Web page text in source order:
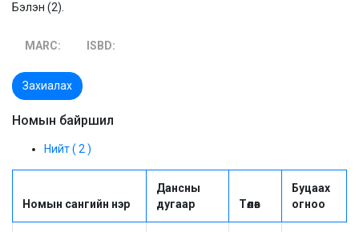
Бэлэн (2).
MARC: ISBD:
Захиалах
Номын байршил
Нийт ( 2 )
Номын сангийн нэр
Дансны
дугаар
Төлөв
Буцаах
огноо